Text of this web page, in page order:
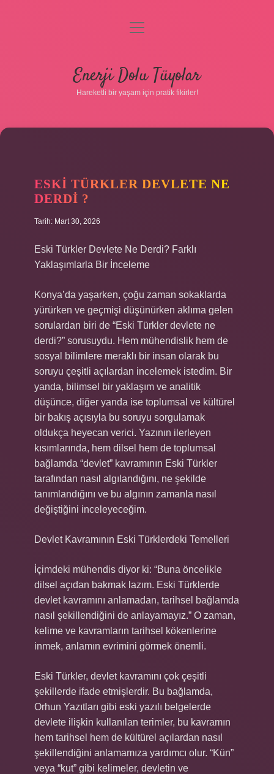
Gizlilik Politikası
Hakkımızda
menüyü
Enerji Dolu Tüyolar
Hareketli bir yaşam için pratik fikirler!
ESKI TÜRKLER DEVLETE NE
DERDI ?
Tarih: Mart 30, 2026
Eski Türkler Devlete Ne Derdi? Farklı
Yaklaşımlarla Bir İnceleme
Konya’da yaşarken, çoğu zaman sokaklarda
yürürken ve geçmişi düşünürken aklıma gelen
sorulardan biri de “Eski Türkler devlete ne
derdi?” sorusuydu. Hem mühendislik hem de
sosyal bilimlere meraklı bir insan olarak bu
soruyu çeşitli açılardan incelemek istedim. Bir
yanda, bilimsel bir yaklaşım ve analitik
düşünce, diğer yanda ise toplumsal ve kültürel
bir bakış açısıyla bu soruyu sorgulamak
oldukça heyecan verici. Yazının ilerleyen
kısımlarında, hem dilsel hem de toplumsal
bağlamda “devlet” kavramının Eski Türkler
tarafından nasıl algılandığını, ne şekilde
tanımlandığını ve bu algının zamanla nasıl
değiştiğini inceleyeceğim.
Devlet Kavramının Eski Türklerdeki Temelleri
İçimdeki mühendis diyor ki: “Buna öncelikle
dilsel açıdan bakmak lazım. Eski Türklerde
devlet kavramını anlamadan, tarihsel bağlamda
nasıl şekillendiğini de anlayamayız.” O zaman,
kelime ve kavramların tarihsel kökenlerine
inmek, anlamın evrimini görmek önemli.
Eski Türkler, devlet kavramını çok çeşitli
şekillerde ifade etmişlerdir. Bu bağlamda,
Orhun Yazıtları gibi eski yazılı belgelerde
devlete ilişkin kullanılan terimler, bu kavramın
hem tarihsel hem de kültürel açılardan nasıl
şekillendiğini anlamamıza yardımcı olur. “Kün”
veya “kut” gibi kelimeler, devletin ve